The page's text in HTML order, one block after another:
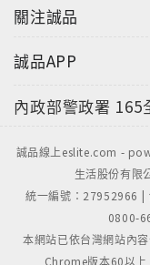
關注誠品
誠品APP
內政部警政署 165
誠品線上eslite.com -
生活股份有
統一編號：27952966 |
0800-
本網站已依台灣網站內
Chrome版本60以